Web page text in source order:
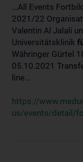
...All Events
2021/22
Valentin Al Jalali
Universitätsklinik
Währinger Gürtel
05.10.2021
line...
https://
us/events/detail/